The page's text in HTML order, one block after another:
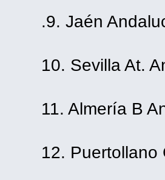
.9. Jaén
10. Sevilla At.
11. Almería B
12. Puertollano